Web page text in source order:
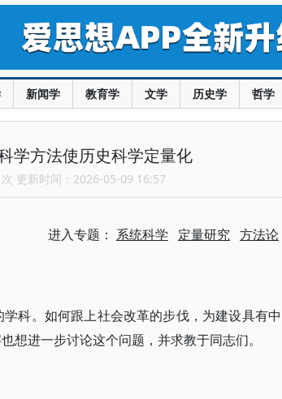
新闻学 教育学 文学 历史学 哲学
学方法使历史科学定量化
更新时间：2026-05-09 16:57
进入专题： 系统科学 定量研究 方法论
科。如何跟上社会改革的步伐，为建设具有中
想进一步讨论这个问题，并求教于同志们。